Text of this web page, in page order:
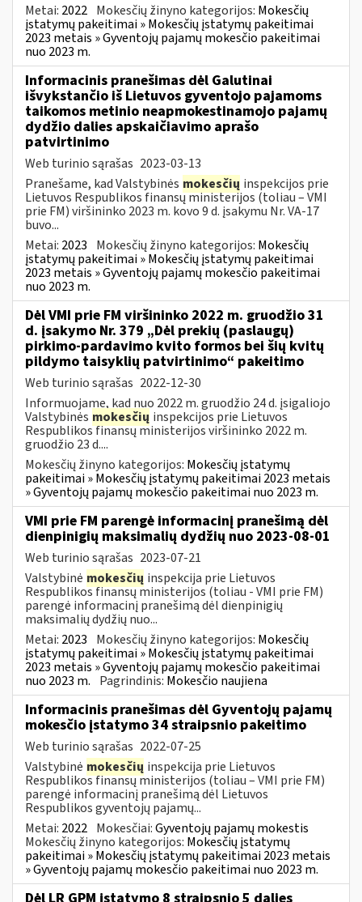
Metai: 2022 Mokesčių žinyno kategorijos: Mokesčių
įstatymų pakeitimai » Mokesčių įstatymų pakeitimai
2023 metais » Gyventojų pajamų mokesčio pakeitimai
nuo 2023 m.
Informacinis pranešimas dėl Galutinai
išvykstančio iš Lietuvos gyventojo pajamoms
taikomos metinio neapmokestinamojo pajamų
dydžio dalies apskaičiavimo aprašo
patvirtinimo
Web turinio sąrašas 2023-03-13
Pranešame, kad Valstybinės mokesčių inspekcijos prie
Lietuvos Respublikos finansų ministerijos (toliau – VMI
prie FM) viršininko 2023 m. kovo 9 d. įsakymu Nr. VA-17
buvo...
Metai: 2023 Mokesčių žinyno kategorijos: Mokesčių
įstatymų pakeitimai » Mokesčių įstatymų pakeitimai
2023 metais » Gyventojų pajamų mokesčio pakeitimai
nuo 2023 m.
Dėl VMI prie FM viršininko 2022 m. gruodžio 31
d. įsakymo Nr. 379 „Dėl prekių (paslaugų)
pirkimo-pardavimo kvito formos bei šių kvitų
pildymo taisyklių patvirtinimo“ pakeitimo
Web turinio sąrašas 2022-12-30
Informuojame, kad nuo 2022 m. gruodžio 24 d. įsigaliojo
Valstybinės mokesčių inspekcijos prie Lietuvos
Respublikos finansų ministerijos viršininko 2022 m.
gruodžio 23 d....
Mokesčių žinyno kategorijos: Mokesčių įstatymų
pakeitimai » Mokesčių įstatymų pakeitimai 2023 metais
» Gyventojų pajamų mokesčio pakeitimai nuo 2023 m.
VMI prie FM parengė informacinį pranešimą dėl
dienpinigių maksimalių dydžių nuo 2023-08-01
Web turinio sąrašas 2023-07-21
Valstybinė mokesčių inspekcija prie Lietuvos
Respublikos finansų ministerijos (toliau - VMI prie FM)
parengė informacinį pranešimą dėl dienpinigių
maksimalių dydžių nuo...
Metai: 2023 Mokesčių žinyno kategorijos: Mokesčių
įstatymų pakeitimai » Mokesčių įstatymų pakeitimai
2023 metais » Gyventojų pajamų mokesčio pakeitimai
nuo 2023 m. Pagrindinis: Mokesčio naujiena
Informacinis pranešimas dėl Gyventojų pajamų
mokesčio įstatymo 34 straipsnio pakeitimo
Web turinio sąrašas 2022-07-25
Valstybinė mokesčių inspekcija prie Lietuvos
Respublikos finansų ministerijos (toliau – VMI prie FM)
parengė informacinį pranešimą dėl Lietuvos
Respublikos gyventojų pajamų...
Metai: 2022 Mokesčiai:Gyventojų pajamų mokestis
Mokesčių žinyno kategorijos: Mokesčių įstatymų
pakeitimai » Mokesčių įstatymų pakeitimai 2023 metais
» Gyventojų pajamų mokesčio pakeitimai nuo 2023 m.
Dėl LR GPM įstatymo 8 straipsnio 5 dalies